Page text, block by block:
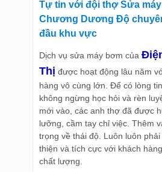
Tự tin với đội thợ Sửa
Chương Dương Độ
đầu khu vực
Dịch vụ sửa máy bơm của
Thị được hoạt động lâu năm
hàng vô cùng lớn. Để có lòng
không ngừng học hỏi và rèn
mới vào, các anh thợ đã được
lưỡng, cầm tay chỉ việc. Thêm
trọng về thái độ. Luôn luôn
thiện và tích cực với khách
chất lượng.